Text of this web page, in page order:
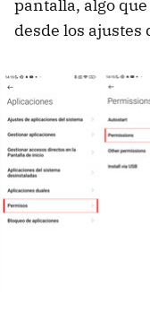
pantalla, algo
desde los